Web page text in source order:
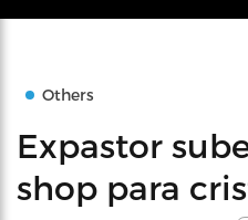
Others
Expastor
shop para